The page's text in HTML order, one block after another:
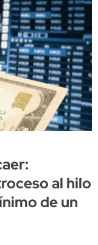
al hilo
de un